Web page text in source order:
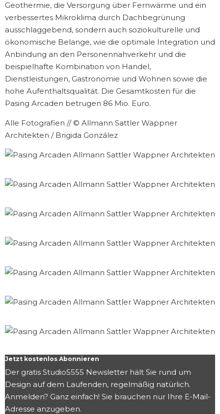
Geothermie, die Versorgung über Fernwärme und ein
verbessertes Mikroklima durch Dachbegrünung
ausschlaggebend, sondern auch soziokulturelle und
ökonomische Belange, wie die optimale Integration und
Anbindung an den Personennahverkehr und die
beispielhafte Kombination von Handel,
Dienstleistungen, Gastronomie und Wohnen sowie die
hohe Aufenthaltsqualität. Die Gesamtkosten für die
Pasing Arcaden betrugen 86 Mio. Euro.
Alle Fotografien // © Allmann Sattler Wappner
Architekten / Brigida González
Jetzt kostenlos Abonnieren
Der gratis Studio5555 Newsletter hält Sie rund um
Design auf dem Laufenden, regelmäßig natürlich.
Anmelden? Ganz einfach! Sie brauchen nur Ihre E-Mail-
Adresse anzugeben.